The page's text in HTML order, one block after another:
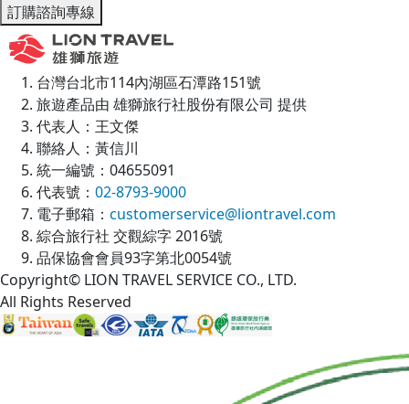
訂購諮詢專線
台灣台北市114內湖區石潭路151號
旅遊產品由 雄獅旅行社股份有限公司 提供
代表人：王文傑
聯絡人：黃信川
統一編號：04655091
代表號： 02-8793-9000
電子郵箱： customerservice@liontravel.com
綜合旅行社 交觀綜字 2016號
品保協會會員93字第北0054號
Copyright© LION TRAVEL SERVICE CO., LTD.
All Rights Reserved